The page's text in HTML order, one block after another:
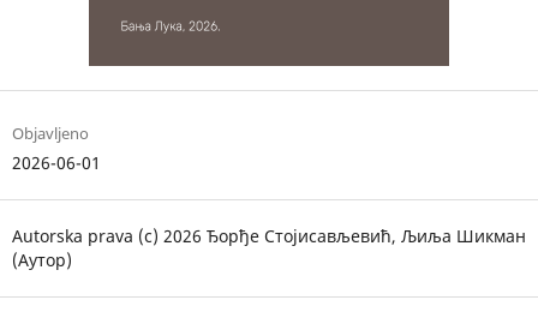
Objavljeno
2026-06-01
Autorska prava (c) 2026 Ђорђе Стојисављевић, Љиља Шикман
(Аутор)